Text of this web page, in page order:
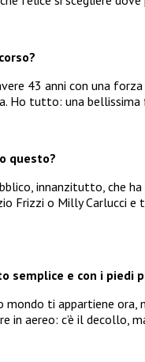
43 anni con una
Ho tutto: una
questo?
innanzitutto, che
Frizzi o Milly Carlucci
semplice e con i piedi
ti appartiene ora,
in aereo: c’è il decollo,